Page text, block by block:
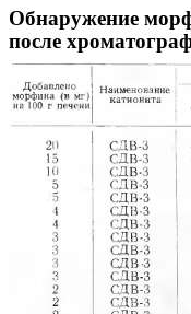
Обнаружение
после